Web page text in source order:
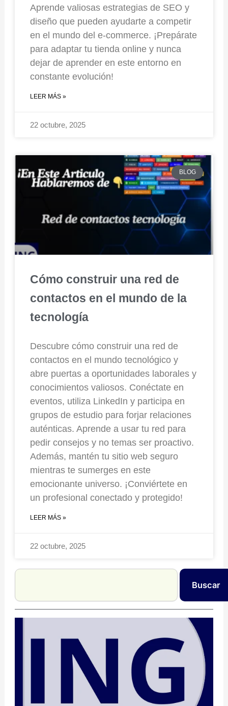
Aprende valiosas estrategias de SEO y
diseño que pueden ayudarte a competir
en el mundo del e-commerce. ¡Prepárate
para adaptar tu tienda online y nunca
dejar de aprender en este entorno en
constante evolución!
LEER MÁS »
22 octubre, 2025
BLOG
Cómo construir una red de
contactos en el mundo de la
tecnología
Descubre cómo construir una red de
contactos en el mundo tecnológico y
abre puertas a oportunidades laborales y
conocimientos valiosos. Conéctate en
eventos, utiliza LinkedIn y participa en
grupos de estudio para forjar relaciones
auténticas. Aprende a usar tu red para
pedir consejos y no temas ser proactivo.
Además, mantén tu sitio web seguro
mientras te sumerges en este
emocionante universo. ¡Conviértete en
un profesional conectado y protegido!
LEER MÁS »
22 octubre, 2025
Search
Buscar